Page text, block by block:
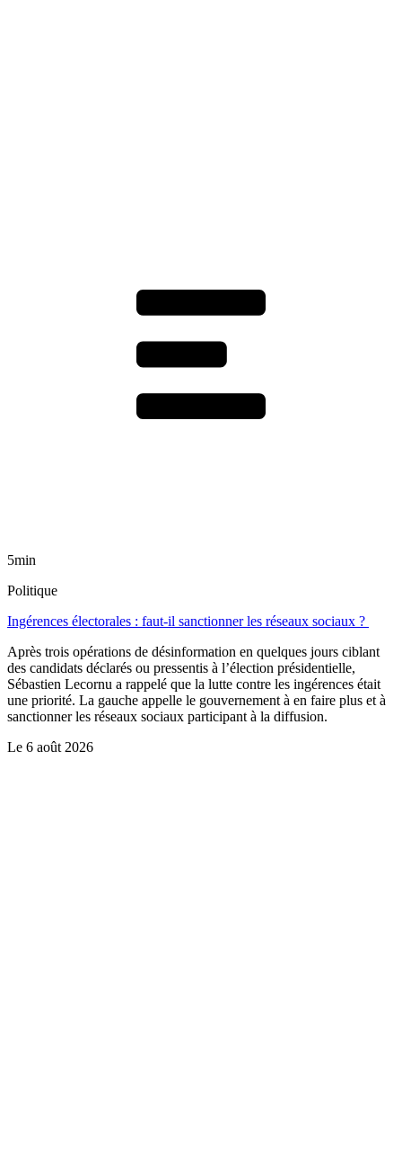
5min
Politique
Ingérences électorales : faut-il sanctionner les réseaux sociaux ?
Après trois opérations de désinformation en quelques jours ciblant
des candidats déclarés ou pressentis à l’élection présidentielle,
Sébastien Lecornu a rappelé que la lutte contre les ingérences était
une priorité. La gauche appelle le gouvernement à en faire plus et à
sanctionner les réseaux sociaux participant à la diffusion.
Le 6 août 2026